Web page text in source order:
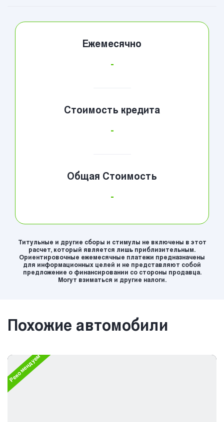
Ежемесячно
-
Стоимость кредита
-
Общая Стоимость
-
Титульные и другие сборы и стимулы не включены в этот
расчет, который является лишь приблизительным.
Ориентировочные ежемесячные платежи предназначены
для информационных целей и не представляют собой
предложение о финансировании со стороны продавца.
Могут взиматься и другие налоги.
Похожие автомобили
Рекомендуем